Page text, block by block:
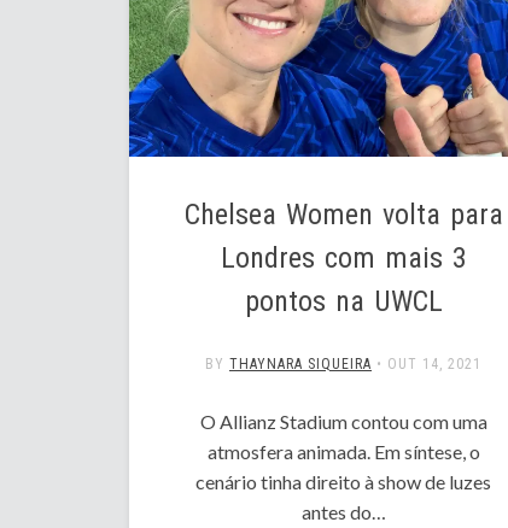
Chelsea Women volta para
Londres com mais 3
pontos na UWCL
BY THAYNARA SIQUEIRA • OUT 14, 2021
O Allianz Stadium contou com uma
atmosfera animada. Em síntese, o
cenário tinha direito à show de luzes
antes do…